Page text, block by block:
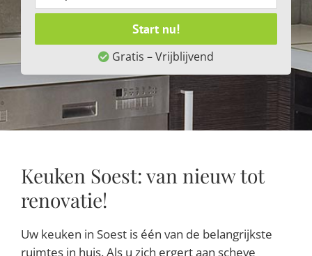
Start nu!
Gratis – Vrijblijvend
Keuken Soest: van nieuw tot
renovatie!
Uw keuken in Soest is één van de belangrijkste
ruimtes in huis. Als u zich ergert aan scheve